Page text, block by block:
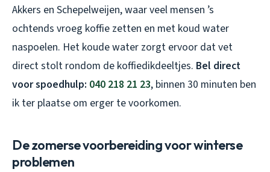
Akkers en Schepelweijen, waar veel mensen ’s
ochtends vroeg koffie zetten en met koud water
naspoelen. Het koude water zorgt ervoor dat vet
direct stolt rondom de koffiedikdeeltjes. Bel direct
voor spoedhulp: 040 218 21 23, binnen 30 minuten ben
ik ter plaatse om erger te voorkomen.
De zomerse voorbereiding voor winterse
problemen